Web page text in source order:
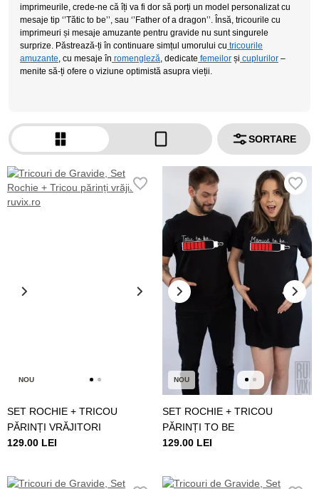
imprimeurile, crede-ne că îți va fi dor să porți un model personalizat cu
mesaje tip ‘’Tătic to be’’, sau ‘’Father of a dragon’’. Însă, tricourile cu
imprimeuri și mesaje amuzante pentru gravide nu sunt singurele
surprize. Păstrează-ți în continuare simțul umorului cu tricourile
amuzante, cu mesaje în romengleză, dedicate femeilor și cuplurilor –
menite să-ți ofere o viziune optimistă asupra vieții.
SORTARE
NOU
SET ROCHIE + TRICOU
PĂRINȚI VRĂJITORI
129.00 LEI
NOU
SET ROCHIE + TRICOU
PĂRINȚI TO BE
129.00 LEI